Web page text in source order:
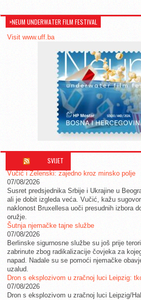
>NEUM UNDERWATER FILM FESTIVAL
Visit www.uff.ba
SVIJET
Vučić i Zelenski: zajedno kroz minsko polje
07/08/2026
Susret predsjednika Srbije i Ukrajine u
ali je dobit izgleda veća. Vučić, kažu
naklonost Bruxellesa uoči presudnih izbora
oružje.
Šutnja njemačke tajne službe
07/08/2026
Berlinske sigurnosne službe su još prije
zabrinute zbog radikalizacije čovjeka za
napad. Nadale su se pomoći njemačke
uzalud.
Dron s eksplozivom u zračnoj luci Leipzig:
07/08/2026
Dron s eksplozivom u zračnoj luci Leipzig/